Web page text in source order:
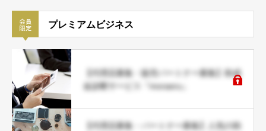
プレミアムビジネス
【代理店募集・販売パートナー募集】助成
金診断サービス『moraeru』
【代理店募集・パートナー募集】人気の助